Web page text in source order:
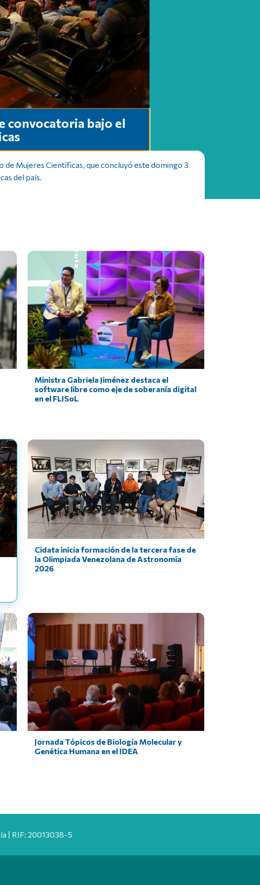
convocatoria bajo el
Mujeres Científicas, que concluyó este domingo 3
del país.
Ministra Gabriela Jiménez destaca el
software libre como eje de soberanía digital
en el FLISoL
Cidata inicia formación de la tercera fase de
la Olimpiada Venezolana de Astronomía
2026
Jornada Tópicos de Biología Molecular y
Genética Humana en el IDEA
| RIF: 20013038-5